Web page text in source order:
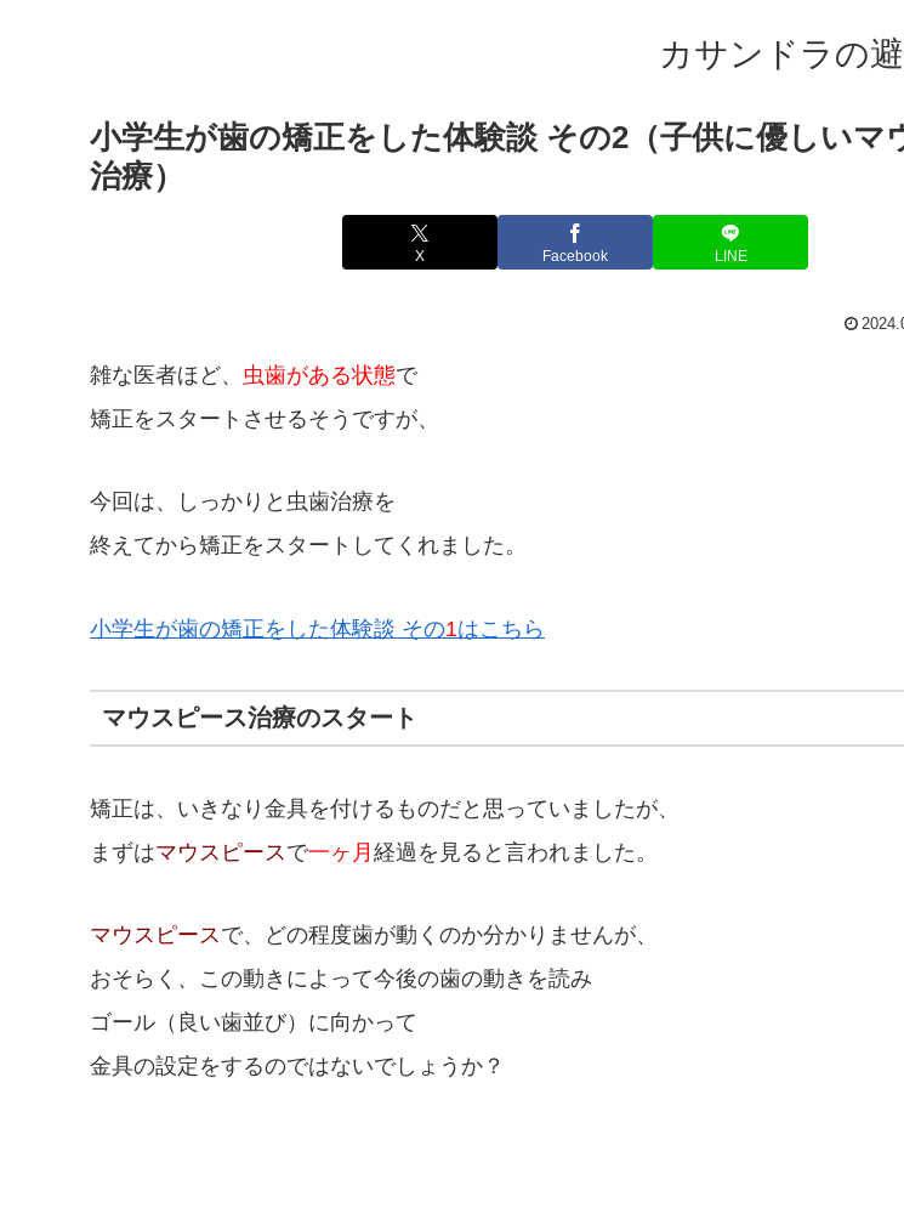
カサンドラの
小学生が歯の矯正をした体験談 その2（子供に優しいマ
治療）
X Facebook LINE
雑な医者ほど、 虫歯がある状態で
矯正をスタートさせるそうですが、
今回は、しっかりと虫歯治療を
終えてから矯正をスタートしてくれました。
小学生が歯の矯正をした体験談 その1はこちら
マウスピース治療のスタート
矯正は、いきなり金具を付けるものだと思っていましたが、
まずはマウスピース で一ヶ月 経過を見ると言われました。
マウスピース で、どの程度歯が動くのか分かりませんが、
おそらく、この動きによって今後の歯の動きを読み
ゴール（良い歯並び）に向かって
金具の設定をするのではないでしょうか？